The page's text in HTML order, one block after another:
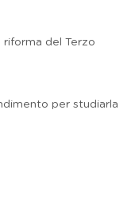
del Terzo
per studiarla